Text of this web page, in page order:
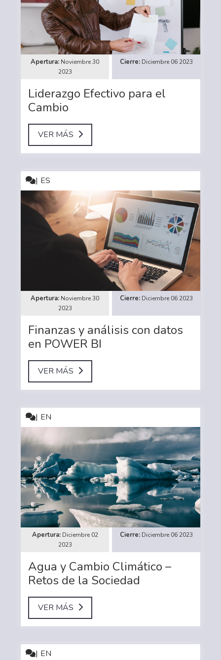
Noviembre 30
2023
Diciembre 06 2023
Liderazgo Efectivo para el
Cambio
VER MÁS
ES
Noviembre 30
2023
Diciembre 06 2023
Finanzas y análisis con datos
en POWER BI
VER MÁS
EN
Diciembre 02
2023
Diciembre 06 2023
Agua y Cambio Climático –
Retos de la Sociedad
VER MÁS
EN